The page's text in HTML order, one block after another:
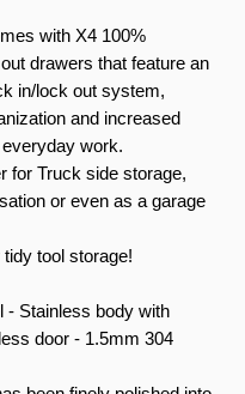
with X4 100%
drawers that feature an
in/lock out system,
and increased
work.
for Truck side storage,
or even as a garage
tool storage!
- Stainless body with
door - 1.5mm 304